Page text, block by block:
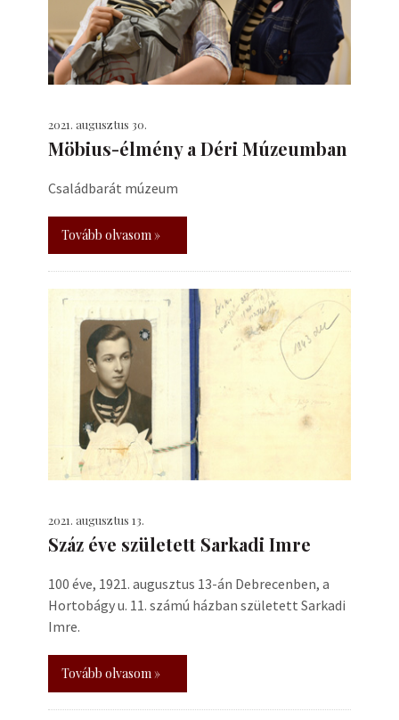
2021. augusztus 30.
Möbius-élmény a Déri Múzeumban
Családbarát múzeum
Tovább olvasom »
2021. augusztus 13.
Száz éve született Sarkadi Imre
100 éve, 1921. augusztus 13-án Debrecenben, a
Hortobágy u. 11. számú házban született Sarkadi
Imre.
Tovább olvasom »